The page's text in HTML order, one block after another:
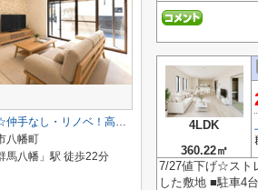
4LDK
360.22㎡
7/27値下げ☆スト
した敷地 ■駐車4
8/6値下げ☆仲手なし・リノベ！高崎市八幡町平屋
八幡町
馬八幡」駅 徒歩22分